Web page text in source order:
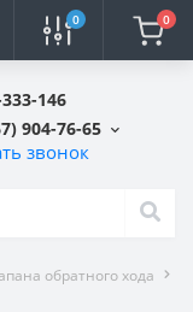
0 0
146
904-76-65
звонок
обратного хода